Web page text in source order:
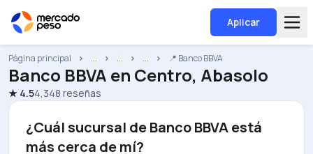
Aplicar
Página principal ... ... ... 📍 Banco BBVA
Banco BBVA en Centro, Abasolo
★ 4.54,348 reseñas
¿Cuál sucursal de Banco BBVA está
más cerca de mí?